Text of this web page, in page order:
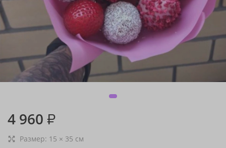
4 960 ₽
Размер: 15 × 35 см